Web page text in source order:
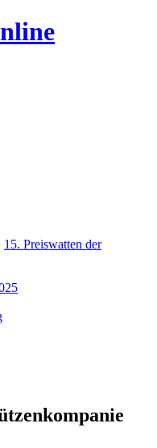
15. Preiswatten der